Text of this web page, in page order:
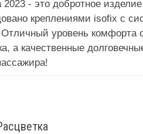
- это добротное
креплениями isofix с
уровень комфорта
а качественные